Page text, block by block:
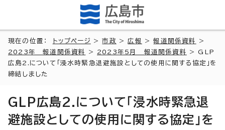
現在の位置： トップページ >市政 >広報 >報道関係資料
>
2023年 報道関係資料
> 2023年5月 報道関係資料
> GLP
広島2.について「浸水時緊急退避施設としての使用に関する協定」を
締結しました
GLP広島2.について「浸水時緊急退
避施設としての使用に関する協定」を